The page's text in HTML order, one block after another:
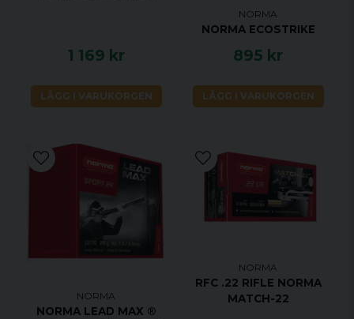
1 169 kr
LÄGG I VARUKORGEN
NORMA
NORMA ECOSTRIKE
895 kr
LÄGG I VARUKORGEN
NORMA
NORMA LEAD MAX ®
NORMA
RFC .22 RIFLE NORMA
MATCH-22